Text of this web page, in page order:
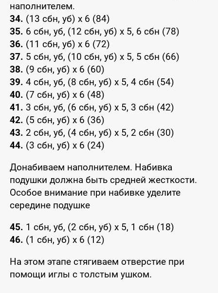
наполнителем.
34. (13 сбн, уб) x 6 (84)
35. 6 сбн, уб, (12 сбн, уб) x 5, 6 сбн (78)
36. (11 сбн, уб) x 6 (72)
37. 5 сбн, уб, (10 сбн, уб) x 5, 5 сбн (66)
38. (9 сбн, уб) x 6 (60)
39. 4 сбн, уб, (8 сбн, уб) x 5, 4 сбн (54)
40. (7 сбн, уб) x 6 (48)
41. 3 сбн, уб, (6 сбн, уб) x 5, 3 сбн (42)
42. (5 сбн, уб) x 6 (36)
43. 2 сбн, уб, (4 сбн, уб) x 5, 2 сбн (30)
44. (3 сбн, уб) x 6 (24)
Донабиваем наполнителем. Набивка
подушки должна быть средней жесткости.
Особое внимание при набивке уделите
середине подушке
45. 1 сбн, уб, (2 сбн, уб) x 5, 1 сбн (18)
46. (1 сбн, уб) x 6 (12)
На этом этапе стягиваем отверстие при
помощи иглы с толстым ушком.